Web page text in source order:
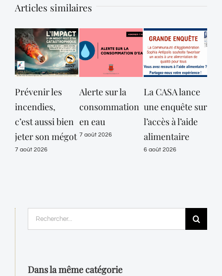
Articles similaires
Prévenir les
incendies,
c’est aussi bien
jeter son mégot
7 août 2026
Alerte sur la
consommation
en eau
7 août 2026
La CASA lance
une enquête sur
l’accès à l’aide
alimentaire
6 août 2026
Dans la même catégorie